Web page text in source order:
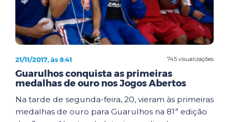
745 visualizações
21/11/2017, às 8:41
Guarulhos conquista as primeiras
medalhas de ouro nos Jogos Abertos
Na tarde de segunda-feira, 20, vieram às primeiras
medalhas de ouro para Guarulhos na 81ª edição